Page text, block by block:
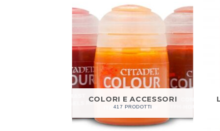
COLORI E ACCESSORI
417 PRODOTTI